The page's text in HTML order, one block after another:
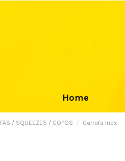
Home
/ SQUEEZES / COPOS Garrafa Inox